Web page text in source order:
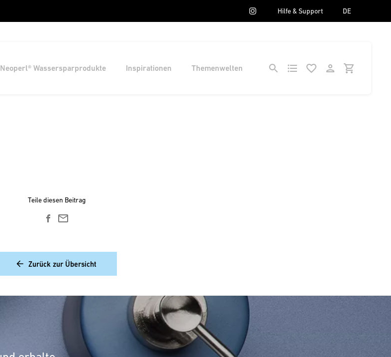
Hilfe & Support DE
Neoperl® Wassersparprodukte Inspirationen Themenwelten
Teile diesen Beitrag
email
Zurück zur Übersicht